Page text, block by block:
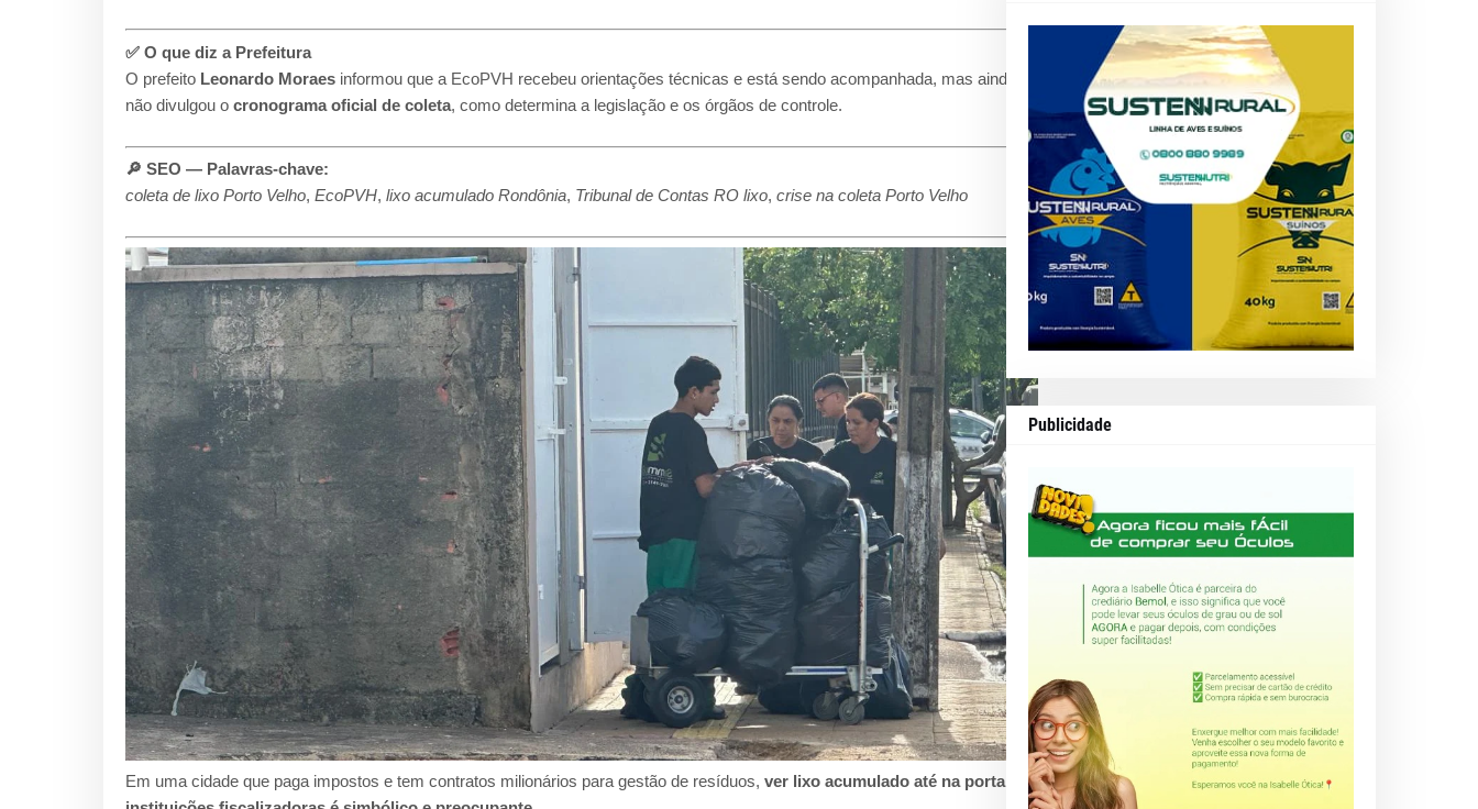
✅ O que diz a Prefeitura
O prefeito Leonardo Moraesinformou que a EcoPVH recebeu orientações técnicas e está sendo acompanhada, mas ainda
não divulgou o cronograma oficial de coleta, como determina a legislação e os órgãos de controle.
🔎 SEO — Palavras-chave:
coleta de lixo Porto Velho, EcoPVH, lixo acumulado Rondônia, Tribunal de Contas RO lixo, crise na coleta Porto Velho
Em uma cidade que paga impostos e tem contratos milionários para gestão de resíduos, ver lixo acumulado até na porta das
Publicidade